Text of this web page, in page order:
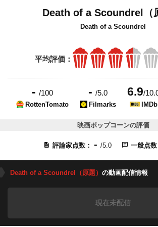
Death of a Scoundrel（
Death of a Scoundrel
平均評価：
- /100
RottenTomato
- /5.0
Filmarks
6.9/
IMDb
映画ポップコーンの評価
評論家点数： - /5.0 一般点数
Death of a Scoundrel（原題） の動画配信情報
現在未配信